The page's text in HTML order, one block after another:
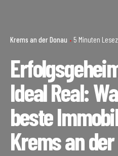
Krems an der Donau 5 Minuten
Ideal Real:
beste
Krems an